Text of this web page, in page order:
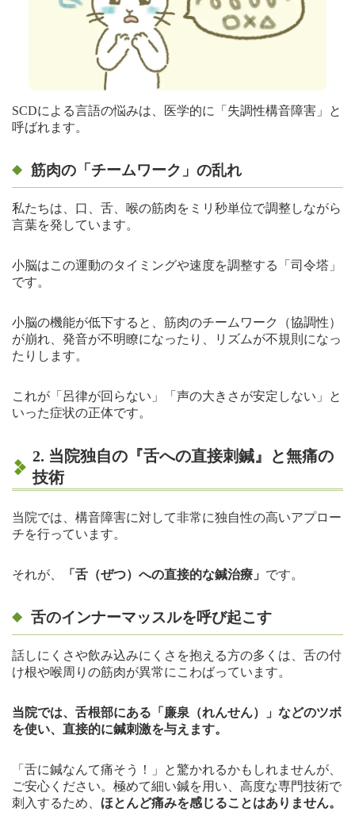
SCDによる言語の悩みは、医学的に「失調性構音障害」と
呼ばれます。
筋肉の「チームワーク」の乱れ
私たちは、口、舌、喉の筋肉をミリ秒単位で調整しながら
言葉を発しています。
小脳はこの運動のタイミングや速度を調整する「司令塔」
です。
小脳の機能が低下すると、筋肉のチームワーク（協調性）
が崩れ、発音が不明瞭になったり、リズムが不規則になっ
たりします。
これが「呂律が回らない」「声の大きさが安定しない」と
いった症状の正体です。
2. 当院独自の『舌への直接刺鍼』と無痛の
技術
当院では、構音障害に対して非常に独自性の高いアプロー
チを行っています。
それが、 「舌（ぜつ）への直接的な鍼治療」 です。
舌のインナーマッスルを呼び起こす
話しにくさや飲み込みにくさを抱える方の多くは、舌の付
け根や喉周りの筋肉が異常にこわばっています。
当院では、舌根部にある「廉泉（れんせん）」などのツボ
を使い、直接的に鍼刺激を与えます。
「舌に鍼なんて痛そう！」と驚かれるかもしれませんが、
ご安心ください。極めて細い鍼を用い、高度な専門技術で
刺入するため、 ほとんど痛みを感じることはありません。